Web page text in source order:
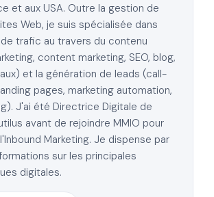
et aux USA. Outre la gestion de
Web, je suis spécialisée dans
trafic au travers du contenu
content marketing, SEO, blog,
et la génération de leads (call-
pages, marketing automation,
J'ai été Directrice Digitale de
avant de rejoindre MMIO pour
Marketing. Je dispense par
sur les principales
digitales.